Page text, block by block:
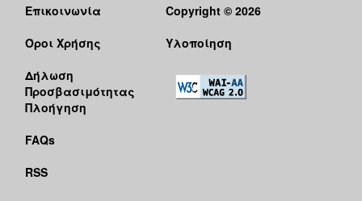
Επικοινωνία
Όροι Χρήσης
Δήλωση
Προσβασιμότητας
Πλοήγηση
FAQs
RSS
Copyright © 2026
Υλοποίηση